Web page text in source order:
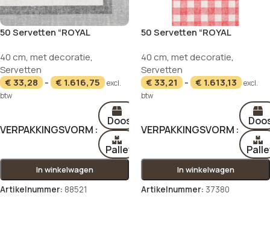
50 Servetten “ROYAL
40 cm “Chalk”
40 cm, met decoratie,
Servetten
€33,28 - € 1.616,75
excl.
btw
VERPAKKINGSVORM
Doos
Pallet
In winkelwagen
Artikelnummer: 88521
50 Servetten “ROYAL
40 cm rood “Vichy Karo”
40 cm, met decoratie,
Servetten
€33,21 - € 1.613,13
excl.
btw
VERPAKKINGSVORM
In winkelwagen
Artikelnummer: 37380